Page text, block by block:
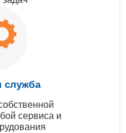
служба
сервиса и